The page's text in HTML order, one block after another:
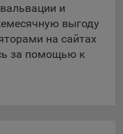
и
выгоду
на сайтах
за помощью к